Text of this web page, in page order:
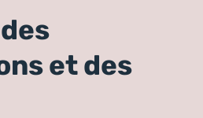
et des